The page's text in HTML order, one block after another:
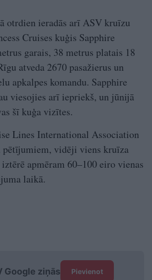
otrdien ieradās arī ASV kruīzu
Cruises kuģis Sapphire
garais, 38 metrus platais 18
atveda 2670 pasažierus un
apkalpes komandu. Sapphire
viesojies arī iepriekš, un jūnijā
šī kuģa vizītes.
Lines International Association
pētījumiem, vidēji viens kruīza
apmēram 60–100 eiro vienas
laikā.
Google ziņās Pievienot